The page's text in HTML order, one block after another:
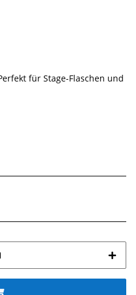
für Stage-Flaschen und